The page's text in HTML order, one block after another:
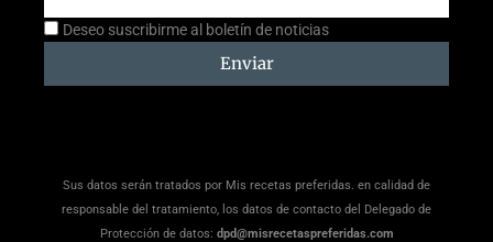
Aceptación
Deseo suscribirme al boletín de noticias
Enviar
Sus datos serán tratados por Mis recetas preferidas. en calidad de
responsable del tratamiento, los datos de contacto del Delegado de
Protección de datos: dpd@misrecetaspreferidas.com